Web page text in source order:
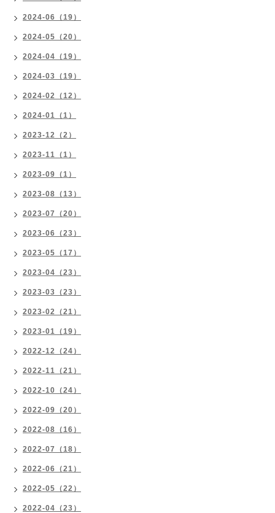
2024-06（19）
2024-05（20）
2024-04（19）
2024-03（19）
2024-02（12）
2024-01（1）
2023-12（2）
2023-11（1）
2023-09（1）
2023-08（13）
2023-07（20）
2023-06（23）
2023-05（17）
2023-04（23）
2023-03（23）
2023-02（21）
2023-01（19）
2022-12（24）
2022-11（21）
2022-10（24）
2022-09（20）
2022-08（16）
2022-07（18）
2022-06（21）
2022-05（22）
2022-04（23）